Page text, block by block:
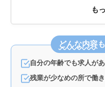
も
どんな内容
自分の年齢でも求人が
残業が少なめの所で働